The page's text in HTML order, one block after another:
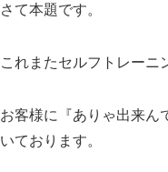
さて本題です。
これまたセルフトレーニ
お客様に『ありゃ出来
いております。